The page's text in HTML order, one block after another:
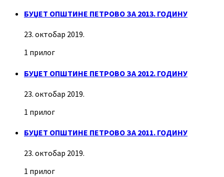
БУЏЕТ ОПШТИНЕ ПЕТРОВО ЗА 2013. ГОДИНУ
23. октобар 2019.
1 прилог
БУЏЕТ ОПШТИНЕ ПЕТРОВО ЗА 2012. ГОДИНУ
23. октобар 2019.
1 прилог
БУЏЕТ ОПШТИНЕ ПЕТРОВО ЗА 2011. ГОДИНУ
23. октобар 2019.
1 прилог